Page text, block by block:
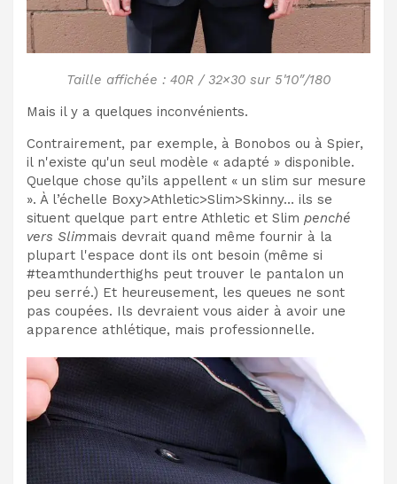
Taille affichée : 40R / 32×30 sur 5'10″/180
Mais il y a quelques inconvénients.
Contrairement, par exemple, à Bonobos ou à Spier,
il n'existe qu'un seul modèle « adapté » disponible.
Quelque chose qu’ils appellent « un slim sur mesure
». À l’échelle Boxy>Athletic>Slim>Skinny… ils se
situent quelque part entre Athletic et Slim penché
vers Slimmais devrait quand même fournir à la
plupart l'espace dont ils ont besoin (même si
#teamthunderthighs peut trouver le pantalon un
peu serré.) Et heureusement, les queues ne sont
pas coupées. Ils devraient vous aider à avoir une
apparence athlétique, mais professionnelle.